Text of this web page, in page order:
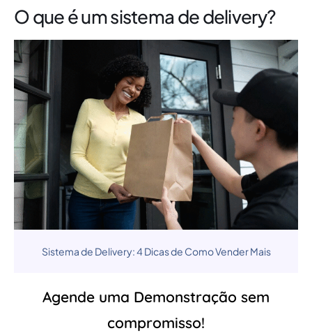
O que é um sistema de delivery?
Sistema de Delivery: 4 Dicas de Como Vender Mais
Agende uma Demonstração sem
compromisso!